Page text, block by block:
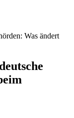
Was ändert